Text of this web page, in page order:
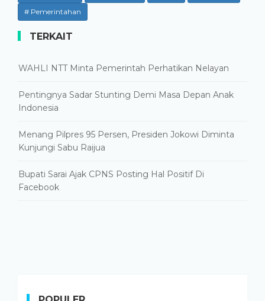
# Pemerintahan
TERKAIT
WAHLI NTT Minta Pemerintah Perhatikan Nelayan
Pentingnya Sadar Stunting Demi Masa Depan Anak
Indonesia
Menang Pilpres 95 Persen, Presiden Jokowi Diminta
Kunjungi Sabu Raijua
Bupati Sarai Ajak CPNS Posting Hal Positif Di
Facebook